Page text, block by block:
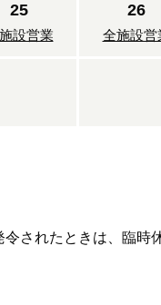
25
設営業
26
全施設営
されたときは、臨時